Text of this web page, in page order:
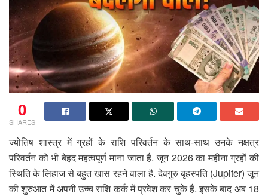
0
SHARES
ज्योतिष शास्त्र में ग्रहों के राशि परिवर्तन के साथ-साथ उनके नक्षत्र
परिवर्तन को भी बेहद महत्वपूर्ण माना जाता है. जून 2026 का महीना ग्रहों की
स्थिति के लिहाज से बहुत खास रहने वाला है. देवगुरु बृहस्पति (Jupiter) जून
की शुरुआत में अपनी उच्च राशि कर्क में प्रवेश कर चुके हैं. इसके बाद अब 18